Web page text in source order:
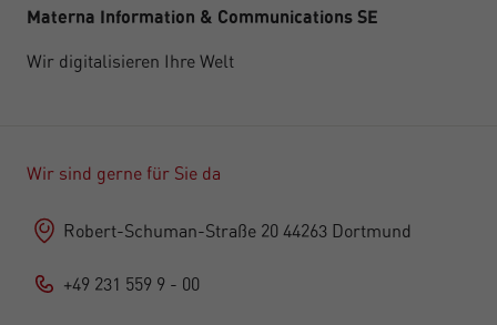
Materna Information & Communications SE
Wir digitalisieren Ihre Welt
Wir sind gerne für Sie da
Robert-Schuman-Straße 20 44263 Dortmund
+49 231 559 9 - 00